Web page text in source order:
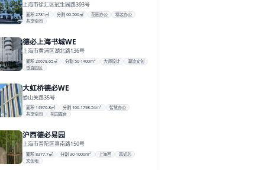
上海市徐汇区冠生园路393号
面积 2781㎡ 分割 60-500㎡ 花园办公
精装办公
共享空间
德必上海书城WE
上海市黄浦区湖北路136号
面积 26678.65㎡ 分割 50-1400m² 大师设计
潮流文创
垂直园区
大虹桥德必WE
娄山关路35号
面积 14976.8㎡ 分割 100-1798.54m²
智慧办公
共享空间
花园露台
沪西德必易园
上海市普陀区真南路150号
面积 8377.7㎡ 分割 30-1000m² 上海西
真如芯
文创地